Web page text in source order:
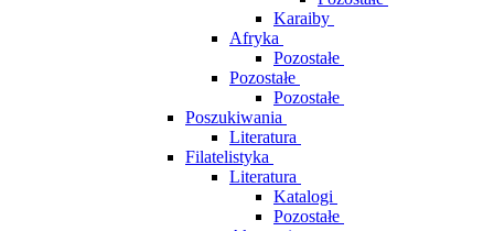
Karaiby
Afryka
Pozostałe
Pozostałe
Pozostałe
Poszukiwania
Literatura
Filatelistyka
Literatura
Katalogi
Pozostałe